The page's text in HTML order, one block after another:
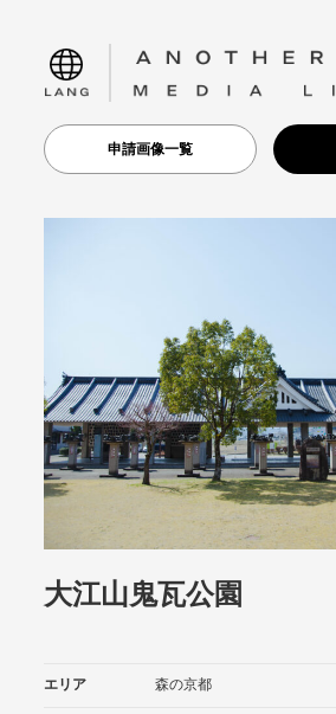
language
申請画像一覧
大江山鬼瓦公園
エリア 森の京都